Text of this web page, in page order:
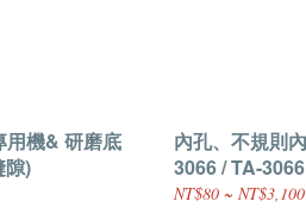
用機& 研磨底
隙)
內孔、不規則
3066 / TA-3066L 多用途振動
氣動研磨機
NT$80 ~ NT$3,100